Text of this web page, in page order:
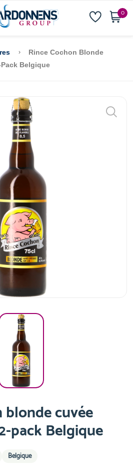
0
Rince Cochon Blonde
Belgique
blonde cuvée
pack Belgique
Belgique